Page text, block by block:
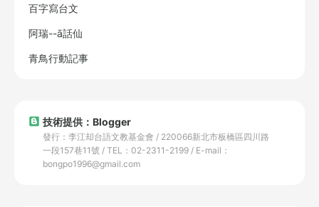
百字寫台文
阿瑞--ā話仙
青鳥行動記事
技術提供：Blogger
發行：李江却台語文教基金會 / 220066新北市板橋區四川路
一段157巷11號 / TEL：02-2311-2199 / E-mail：
bongpo1996@gmail.com